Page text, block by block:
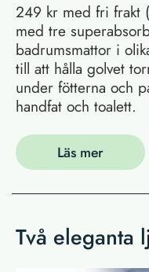
249 kr med fri frakt
med tre
badrumsmattor i
till att hålla golvet
under fötterna och
handfat och toalett.
Läs mer
Två eleganta